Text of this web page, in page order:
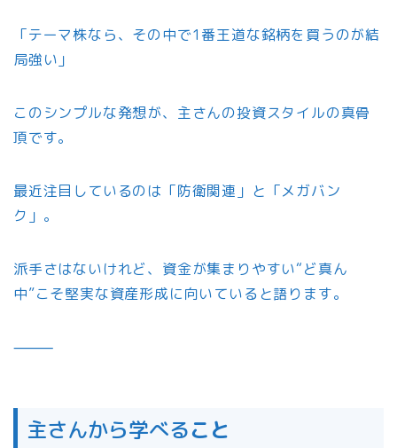
「テーマ株なら、その中で1番王道な銘柄を買うのが結
局強い」
このシンプルな発想が、主さんの投資スタイルの真骨
頂です。
最近注目しているのは「防衛関連」と「メガバン
ク」。
派手さはないけれど、資金が集まりやすい“ど真ん
中”こそ堅実な資産形成に向いていると語ります。
⸻
主さんから学べること